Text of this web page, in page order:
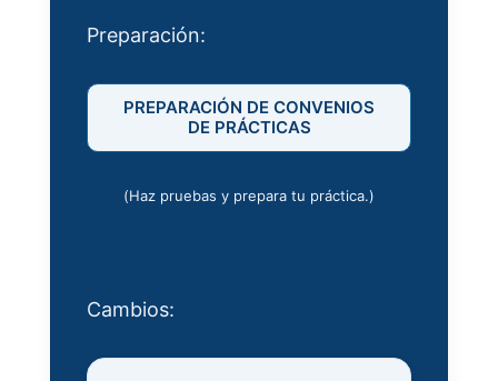
Preparación:
PREPARACIÓN DE CONVENIOS
DE PRÁCTICAS
(Haz pruebas y prepara tu práctica.)
Cambios: